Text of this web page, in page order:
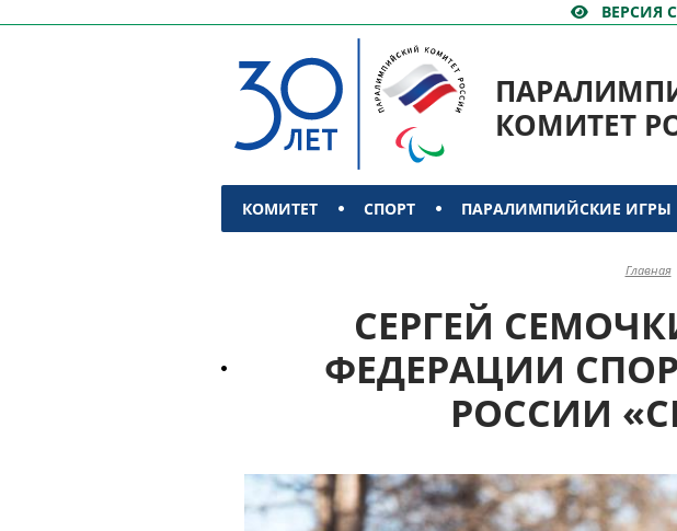
ВЕРСИЯ
КОМИТЕТ
КОМИТЕТ СПОРТ ПАРАЛИМПИЙСКИЕ ИГРЫ
Главная
СЕРГЕЙ
ФЕДЕРАЦИИ
РОССИИ